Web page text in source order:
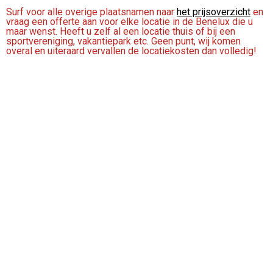
Surf voor alle overige plaatsnamen naar het prijsoverzicht en
vraag een offerte aan voor elke locatie in de Benelux die u
maar wenst. Heeft u zelf al een locatie thuis of bij een
sportvereniging, vakantiepark etc. Geen punt, wij komen
overal en uiteraard vervallen de locatiekosten dan volledig!